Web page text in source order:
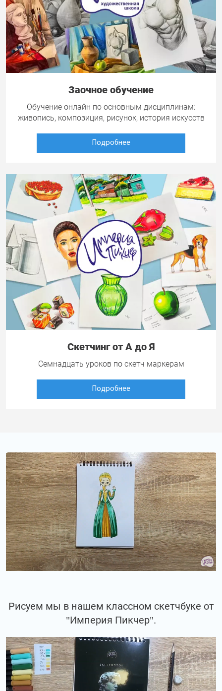
Заочное обучение
Обучение онлайн по основным дисциплинам:
живопись, композиция, рисунок, история искусств
Подробнее
Скетчинг от А до Я
Семнадцать уроков по скетч маркерам
Подробнее
Рисуем мы в нашем классном скетчбуке от
"Империя Пикчер".